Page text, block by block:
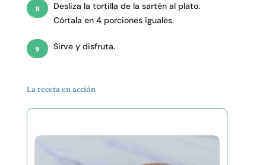
Desliza la tortilla de la sartén al plato.
Córtala en 4 porciones iguales.
Sirve y disfruta.
La receta en acción